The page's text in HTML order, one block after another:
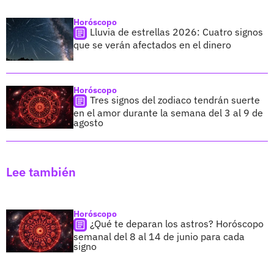
Horóscopo
Lluvia de estrellas 2026: Cuatro signos
que se verán afectados en el dinero
Horóscopo
Tres signos del zodiaco tendrán suerte
en el amor durante la semana del 3 al 9 de
agosto
Lee también
Horóscopo
¿Qué te deparan los astros? Horóscopo
semanal del 8 al 14 de junio para cada
signo